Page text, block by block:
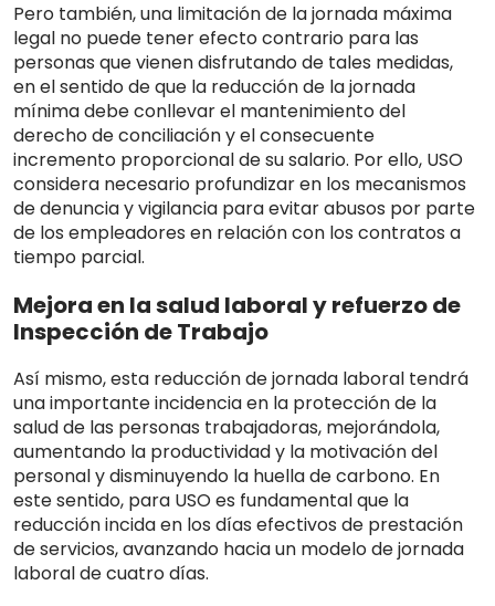
Pero también, una limitación de la jornada máxima
legal no puede tener efecto contrario para las
personas que vienen disfrutando de tales medidas,
en el sentido de que la reducción de la jornada
mínima debe conllevar el mantenimiento del
derecho de conciliación y el consecuente
incremento proporcional de su salario. Por ello, USO
considera necesario profundizar en los mecanismos
de denuncia y vigilancia para evitar abusos por parte
de los empleadores en relación con los contratos a
tiempo parcial.
Mejora en la salud laboral y refuerzo de
Inspección de Trabajo
Así mismo, esta reducción de jornada laboral tendrá
una importante incidencia en la protección de la
salud de las personas trabajadoras, mejorándola,
aumentando la productividad y la motivación del
personal y disminuyendo la huella de carbono. En
este sentido, para USO es fundamental que la
reducción incida en los días efectivos de prestación
de servicios, avanzando hacia un modelo de jornada
laboral de cuatro días.